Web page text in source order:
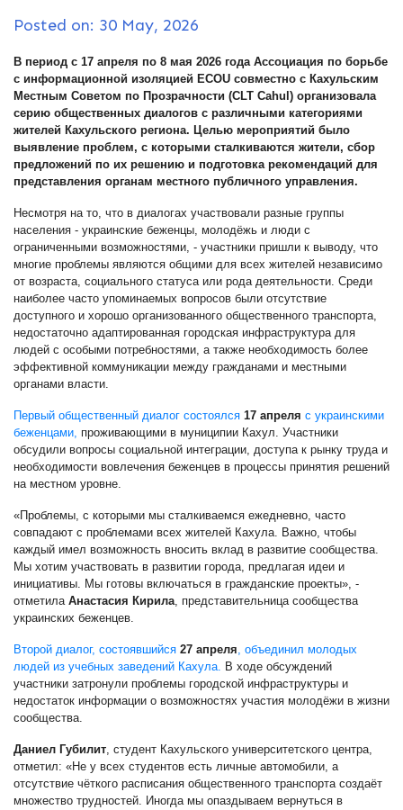
Posted on: 30 May, 2026
В период с 17 апреля по 8 мая 2026 года Ассоциация по борьбе
с информационной изоляцией ECOU совместно с Кахульским
Местным Советом по Прозрачности (CLT Cahul) организовала
серию общественных диалогов с различными категориями
жителей Кахульского региона. Целью мероприятий было
выявление проблем, с которыми сталкиваются жители, сбор
предложений по их решению и подготовка рекомендаций для
представления органам местного публичного управления.
Несмотря на то, что в диалогах участвовали разные группы
населения - украинские беженцы, молодёжь и люди с
ограниченными возможностями, - участники пришли к выводу, что
многие проблемы являются общими для всех жителей независимо
от возраста, социального статуса или рода деятельности. Среди
наиболее часто упоминаемых вопросов были отсутствие
доступного и хорошо организованного общественного транспорта,
недостаточно адаптированная городская инфраструктура для
людей с особыми потребностями, а также необходимость более
эффективной коммуникации между гражданами и местными
органами власти.
Первый общественный диалог состоялся 17 апреля с украинскими
беженцами, проживающими в муниципии Кахул. Участники
обсудили вопросы социальной интеграции, доступа к рынку труда и
необходимости вовлечения беженцев в процессы принятия решений
на местном уровне.
«Проблемы, с которыми мы сталкиваемся ежедневно, часто
совпадают с проблемами всех жителей Кахула. Важно, чтобы
каждый имел возможность вносить вклад в развитие сообщества.
Мы хотим участвовать в развитии города, предлагая идеи и
инициативы. Мы готовы включаться в гражданские проекты», -
отметила Анастасия Кирила, представительница сообщества
украинских беженцев.
Второй диалог, состоявшийся 27 апреля, объединил молодых
людей из учебных заведений Кахула. В ходе обсуждений
участники затронули проблемы городской инфраструктуры и
недостаток информации о возможностях участия молодёжи в жизни
сообщества.
Даниел Губилит, студент Кахульского университетского центра,
отметил: «Не у всех студентов есть личные автомобили, а
отсутствие чёткого расписания общественного транспорта создаёт
множество трудностей. Иногда мы опаздываем вернуться в